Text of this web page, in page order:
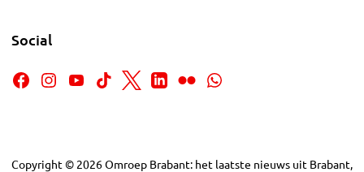
Social
Copyright © 2026Omroep Brabant: het laatste nieuws uit Brabant,